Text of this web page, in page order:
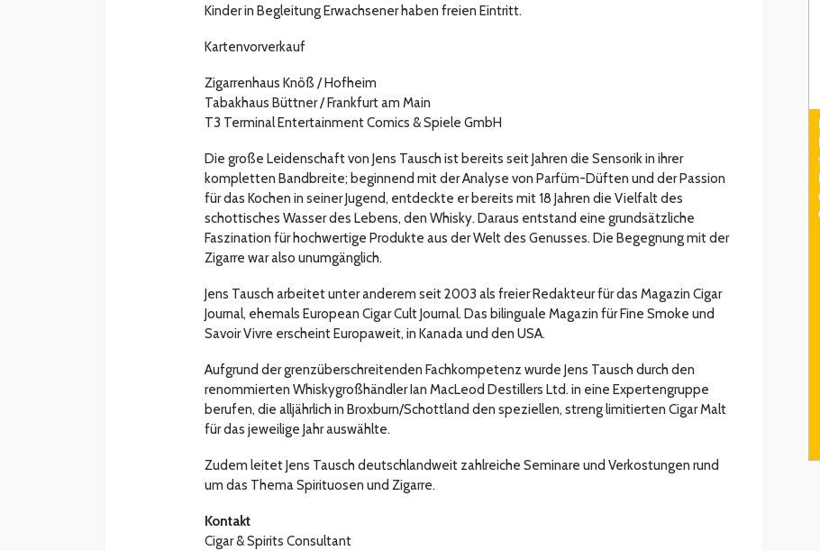
Kinder in Begleitung Erwachsener haben freien Eintritt.
Kartenvorverkauf
Zigarrenhaus Knöß / Hofheim
Tabakhaus Büttner / Frankfurt am Main
T3 Terminal Entertainment Comics & Spiele GmbH
Die große Leidenschaft von Jens Tausch ist bereits seit Jahren die Sensorik in ihrer
kompletten Bandbreite; beginnend mit der Analyse von Parfüm-Düften und der Passion
für das Kochen in seiner Jugend, entdeckte er bereits mit 18 Jahren die Vielfalt des
schottisches Wasser des Lebens, den Whisky. Daraus entstand eine grundsätzliche
Faszination für hochwertige Produkte aus der Welt des Genusses. Die Begegnung mit der
Zigarre war also unumgänglich.
Jens Tausch arbeitet unter anderem seit 2003 als freier Redakteur für das Magazin Cigar
Journal, ehemals European Cigar Cult Journal. Das bilinguale Magazin für Fine Smoke und
Savoir Vivre erscheint Europaweit, in Kanada und den USA.
Aufgrund der grenzüberschreitenden Fachkompetenz wurde Jens Tausch durch den
renommierten Whiskygroßhändler Ian MacLeod Destillers Ltd. in eine Expertengruppe
berufen, die alljährlich in Broxburn/Schottland den speziellen, streng limitierten Cigar Malt
für das jeweilige Jahr auswählte.
Zudem leitet Jens Tausch deutschlandweit zahlreiche Seminare und Verkostungen rund
um das Thema Spirituosen und Zigarre.
Kontakt
Cigar & Spirits Consultant